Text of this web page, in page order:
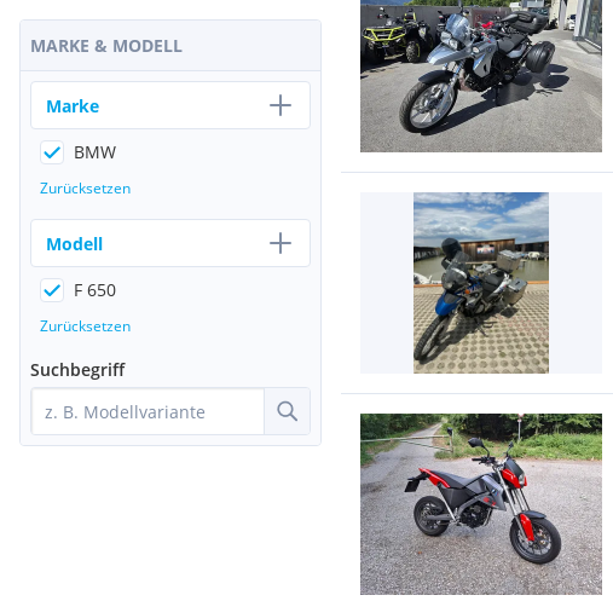
MARKE & MODELL
Marke
BMW
Zurücksetzen
Modell
F 650
Zurücksetzen
Suchbegriff